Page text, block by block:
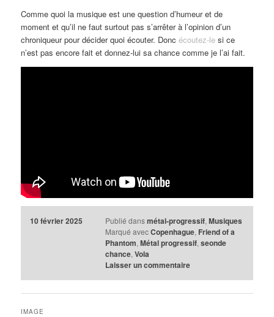
Comme quoi la musique est une question d’humeur et de
moment et qu’il ne faut surtout pas s’arrêter à l’opinion d’un
chroniqueur pour décider quoi écouter. Doncécoutez-le si ce
n’est pas encore fait et donnez-lui sa chance comme je l’ai fait.
10 février 2025 Publié dans métal-progressif, Musiques
Marqué avec Copenhague, Friend of a
Phantom, Métal progressif, seonde
chance, Vola
Laisser un commentaire
IMAGE